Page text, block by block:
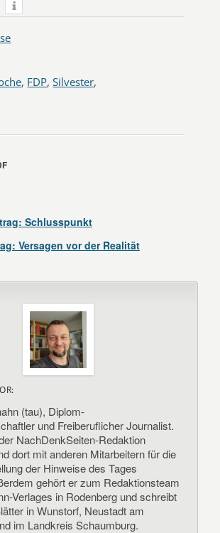
, FDP,Silvester,
Schlusspunkt
Versagen vor der Realität
(tau), Diplom-
und Freiberuflicher Journalist.
NachDenkSeiten-Redaktion
dort mit anderen Mitarbeitern für die
der Hinweise des Tages
gehört er zum Redaktionsteam
Verlages in Rodenberg und schreibt
in Wunstorf, Neustadt am
im Landkreis Schaumburg.